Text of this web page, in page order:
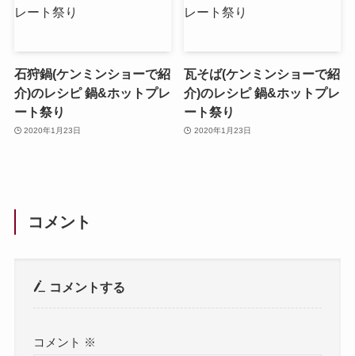
石狩鍋(ケンミンショーで紹
介)のレシピ 鍋&ホットプレ
ート祭り
2020年1月23日
瓦そば(ケンミンショーで紹
介)のレシピ 鍋&ホットプレ
ート祭り
2020年1月23日
コメント
コメントする
コメント ※